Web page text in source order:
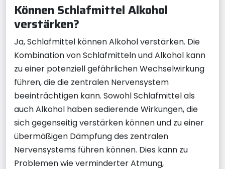
Können Schlafmittel Alkohol
verstärken?
Ja, Schlafmittel können Alkohol verstärken. Die
Kombination von Schlafmitteln und Alkohol kann
zu einer potenziell gefährlichen Wechselwirkung
führen, die die zentralen Nervensystem
beeinträchtigen kann. Sowohl Schlafmittel als
auch Alkohol haben sedierende Wirkungen, die
sich gegenseitig verstärken können und zu einer
übermäßigen Dämpfung des zentralen
Nervensystems führen können. Dies kann zu
Problemen wie verminderter Atmung,